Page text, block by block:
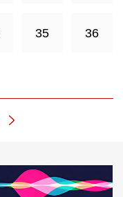
35 36